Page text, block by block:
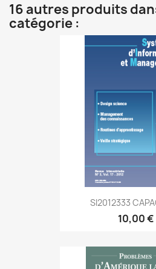
16 autres produits
catégorie :
SI2012333
10,00 €